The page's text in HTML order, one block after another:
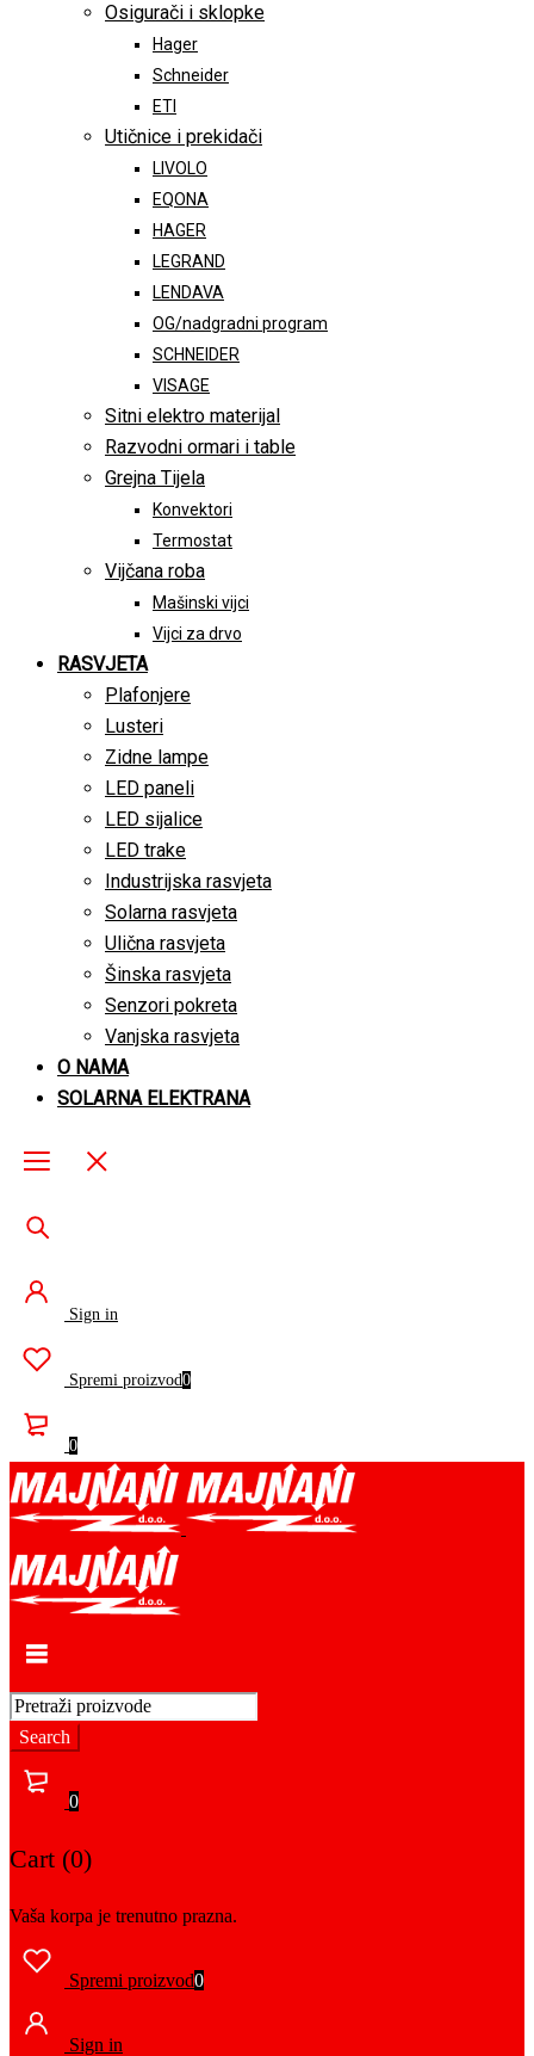
Osigurači i sklopke
Hager
Schneider
ETI
Utičnice i prekidači
LIVOLO
EQONA
HAGER
LEGRAND
LENDAVA
OG/nadgradni program
SCHNEIDER
VISAGE
Sitni elektro materijal
Razvodni ormari i table
Grejna Tijela
Konvektori
Termostat
Vijčana roba
Mašinski vijci
Vijci za drvo
RASVJETA
Plafonjere
Lusteri
Zidne lampe
LED paneli
LED sijalice
LED trake
Industrijska rasvjeta
Solarna rasvjeta
Ulična rasvjeta
Šinska rasvjeta
Senzori pokreta
Vanjska rasvjeta
O NAMA
SOLARNA ELEKTRANA
Sign in
Spremi proizvod0
0
0
Cart (0)
Vaša korpa je trenutno prazna.
Spremi proizvod0
Sign in